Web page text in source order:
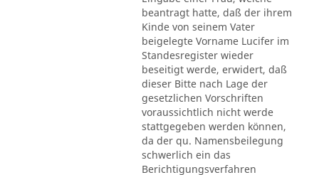
beantragt hatte, daß der ihrem
Kinde von seinem Vater
beigelegte Vorname Lucifer im
Standesregister wieder
beseitigt werde, erwidert, daß
dieser Bitte nach Lage der
gesetzlichen Vorschriften
voraussichtlich nicht werde
stattgegeben werden können,
da der qu. Namensbeilegung
schwerlich ein das
Berichtigungsverfahren